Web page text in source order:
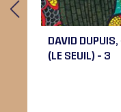
DAVID DUPUIS,
(LE SEUIL) – 3